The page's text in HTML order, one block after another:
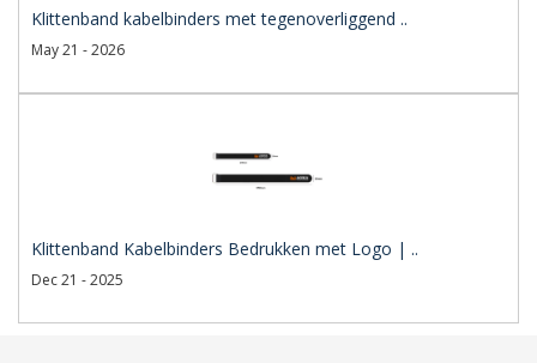
Klittenband kabelbinders met tegenoverliggend ..
May 21 - 2026
Klittenband Kabelbinders Bedrukken met Logo | ..
Dec 21 - 2025